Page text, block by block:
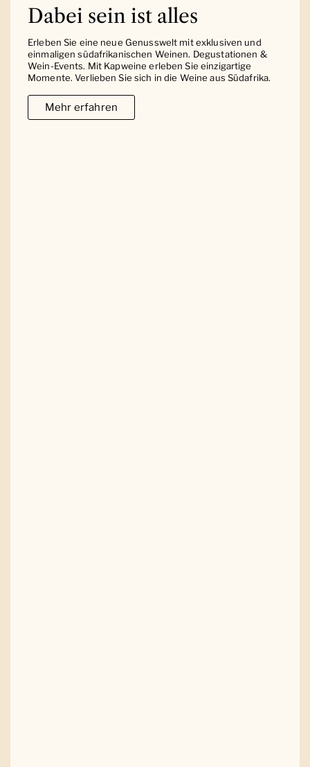
Dabei sein ist alles
Erleben Sie eine neue Genusswelt mit exklusiven und
einmaligen südafrikanischen Weinen. Degustationen &
Wein-Events. Mit Kapweine erleben Sie einzigartige
Momente. Verlieben Sie sich in die Weine aus Südafrika.
Mehr erfahren